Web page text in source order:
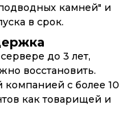
камней" и
в срок.
до 3 лет,
восстановить.
компанией с более 10
как товарищей и